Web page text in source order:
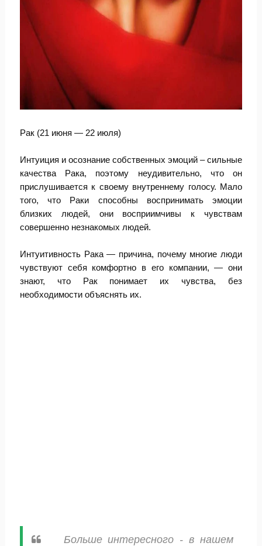
Рак (21 июня — 22 июля)
Интуиция и осознание собственных эмоций – сильные
качества Рака, поэтому неудивительно, что он
прислушивается к своему внутреннему голосу. Мало
того, что Раки способны воспринимать эмоции
близких людей, они восприимчивы к чувствам
совершенно незнакомых людей.
Интуитивность Рака — причина, почему многие люди
чувствуют себя комфортно в его компании, — они
знают, что Рак понимает их чувства, без
необходимости объяснять их.
Больше интересного - в нашем